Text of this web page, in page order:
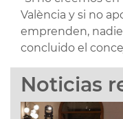
València y si no
emprenden, nadie
concluido el
Noticias